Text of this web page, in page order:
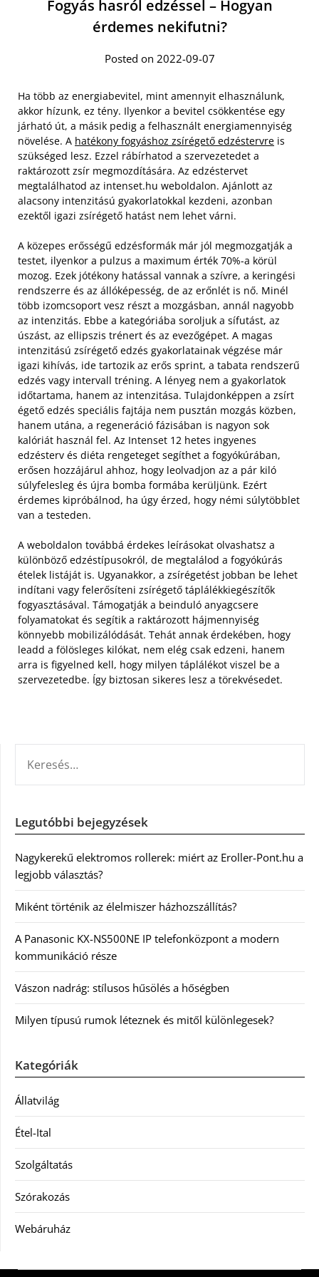
Fogyás hasról edzéssel – Hogyan
érdemes nekifutni?
Posted on 2022-09-07
Ha több az energiabevitel, mint amennyit elhasználunk,
akkor hízunk, ez tény. Ilyenkor a bevitel csökkentése egy
járható út, a másik pedig a felhasznált energiamennyiség
növelése. A hatékony fogyáshoz zsírégető edzéstervre is
szükséged lesz. Ezzel rábírhatod a szervezetedet a
raktározott zsír megmozdítására. Az edzéstervet
megtalálhatod az intenset.hu weboldalon. Ajánlott az
alacsony intenzitású gyakorlatokkal kezdeni, azonban
ezektől igazi zsírégető hatást nem lehet várni.
A közepes erősségű edzésformák már jól megmozgatják a
testet, ilyenkor a pulzus a maximum érték 70%-a körül
mozog. Ezek jótékony hatással vannak a szívre, a keringési
rendszerre és az állóképesség, de az erőnlét is nő. Minél
több izomcsoport vesz részt a mozgásban, annál nagyobb
az intenzitás. Ebbe a kategóriába soroljuk a sífutást, az
úszást, az ellipszis trénert és az evezőgépet. A magas
intenzitású zsírégető edzés gyakorlatainak végzése már
igazi kihívás, ide tartozik az erős sprint, a tabata rendszerű
edzés vagy intervall tréning. A lényeg nem a gyakorlatok
időtartama, hanem az intenzitása. Tulajdonképpen a zsírt
égető edzés speciális fajtája nem pusztán mozgás közben,
hanem utána, a regeneráció fázisában is nagyon sok
kalóriát használ fel. Az Intenset 12 hetes ingyenes
edzésterv és diéta rengeteget segíthet a fogyókúrában,
erősen hozzájárul ahhoz, hogy leolvadjon az a pár kiló
súlyfelesleg és újra bomba formába kerüljünk. Ezért
érdemes kipróbálnod, ha úgy érzed, hogy némi súlytöbblet
van a testeden.
A weboldalon továbbá érdekes leírásokat olvashatsz a
különböző edzéstípusokról, de megtalálod a fogyókúrás
ételek listáját is. Ugyanakkor, a zsírégetést jobban be lehet
indítani vagy felerősíteni zsírégető táplálékkiegészítők
fogyasztásával. Támogatják a beinduló anyagcsere
folyamatokat és segítik a raktározott hájmennyiség
könnyebb mobilizálódását. Tehát annak érdekében, hogy
leadd a fölösleges kilókat, nem elég csak edzeni, hanem
arra is figyelned kell, hogy milyen táplálékot viszel be a
szervezetedbe. Így biztosan sikeres lesz a törekvésedet.
Legutóbbi bejegyzések
Nagykerekű elektromos rollerek: miért az Eroller-Pont.hu a
legjobb választás?
Miként történik az élelmiszer házhozszállítás?
A Panasonic KX-NS500NE IP telefonközpont a modern
kommunikáció része
Vászon nadrág: stílusos hűsölés a hőségben
Milyen típusú rumok léteznek és mitől különlegesek?
Kategóriák
Állatvilág
Étel-Ital
Szolgáltatás
Szórakozás
Webáruház